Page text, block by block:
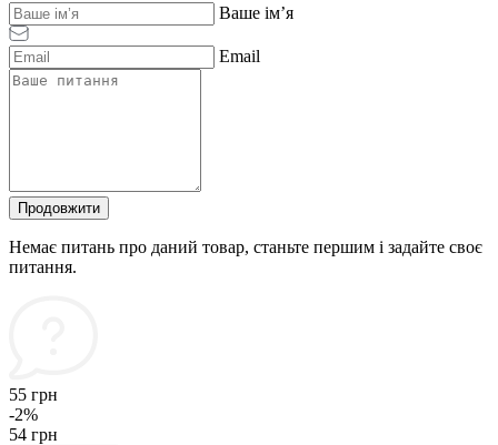
Ваше ім’я
Email
Продовжити
Немає питань про даний товар, станьте першим і задайте своє
питання.
55 грн
-2%
54 грн